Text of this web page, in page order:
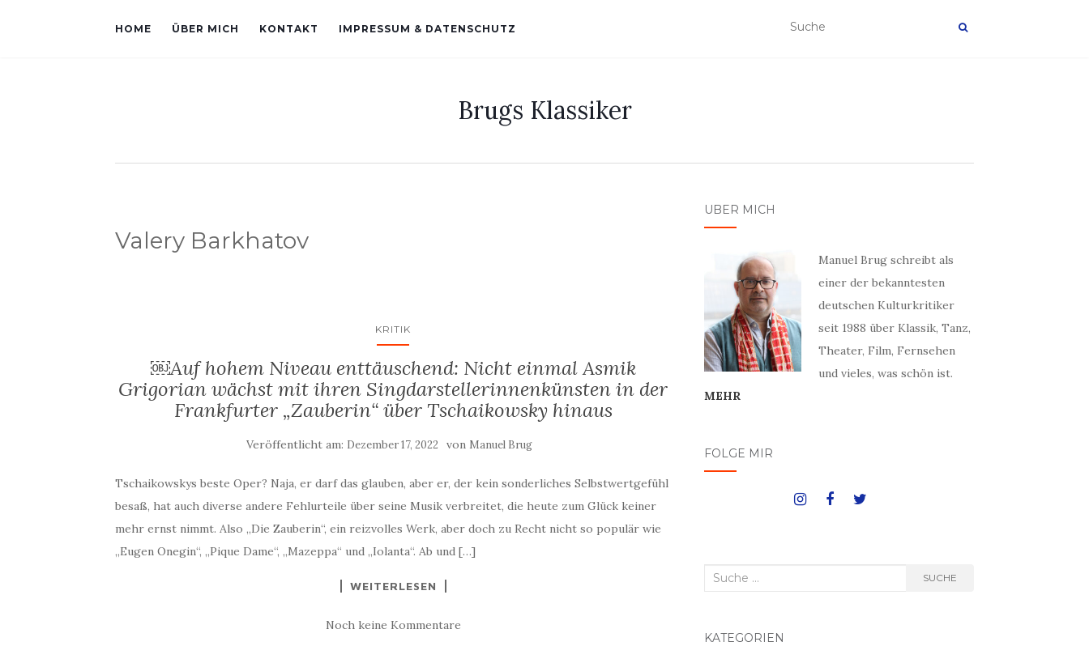
HOME ÜBER MICH KONTAKT IMPRESSUM & DATENSCHUTZ
Brugs Klassiker
Valery Barkhatov
KRITIK
￼Auf hohem Niveau enttäuschend: Nicht einmal Asmik
Grigorian wächst mit ihren Singdarstellerinnenkünsten in der
Frankfurter „Zauberin“ über Tschaikowsky hinaus
Veröffentlicht am: Dezember 17, 2022 von Manuel Brug
Tschaikowskys beste Oper? Naja, er darf das glauben, aber er, der kein sonderliches Selbstwertgefühl
besaß, hat auch diverse andere Fehlurteile über seine Musik verbreitet, die heute zum Glück keiner
mehr ernst nimmt. Also „Die Zauberin“, ein reizvolles Werk, aber doch zu Recht nicht so populär wie
„Eugen Onegin“, „Pique Dame“, „Mazeppa“ und „Iolanta“. Ab und […]
WEITERLESEN
Noch keine Kommentare
ÜBER MICH
Manuel Brug schreibt als
einer der bekanntesten
deutschen Kulturkritiker
seit 1988 über Klassik, Tanz,
Theater, Film, Fernsehen
und vieles, was schön ist.
MEHR
FOLGE MIR
Suche
SUCHE
KATEGORIEN